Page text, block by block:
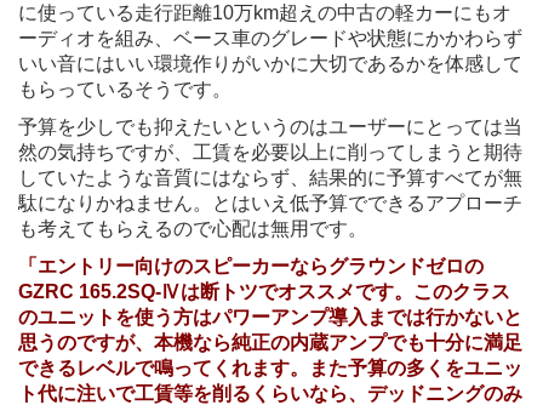
に使っている走行距離10万km超えの中古の軽カーにもオ
ーディオを組み、ベース車のグレードや状態にかかわらず
いい音にはいい環境作りがいかに大切であるかを体感して
もらっているそうです。
予算を少しでも抑えたいというのはユーザーにとっては当
然の気持ちですが、工賃を必要以上に削ってしまうと期待
していたような音質にはならず、結果的に予算すべてが無
駄になりかねません。とはいえ低予算でできるアプローチ
も考えてもらえるので心配は無用です。
「エントリー向けのスピーカーならグラウンドゼロの
GZRC 165.2SQ-Ⅳは断トツでオススメです。このクラス
のユニットを使う方はパワーアンプ導入までは行かないと
思うのですが、本機なら純正の内蔵アンプでも十分に満足
できるレベルで鳴ってくれます。また予算の多くをユニッ
ト代に注いで工賃等を削るくらいなら、デッドニングのみ